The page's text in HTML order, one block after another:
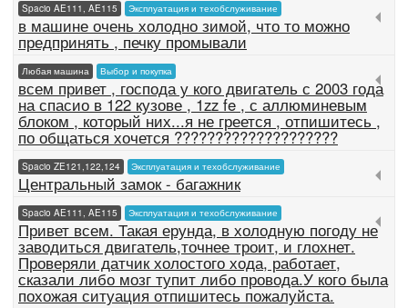
Spacio AE111, AE115 Эксплуатация и техобслуживание
в машине очень холодно зимой, что то можно
предпринять , печку промывали
Любая машина Выбор и покупка
всем привет , господа у кого двигатель с 2003 года
на спасио в 122 кузове , 1zz fe , с аллюминевым
блоком , который них...я не греется , отпишитесь ,
по общаться хочется ????????????????????
Spacio ZE121,122,124 Эксплуатация и техобслуживание
Центральный замок - багажник
Spacio AE111, AE115 Эксплуатация и техобслуживание
Привет всем. Такая ерунда, в холодную погоду не
заводиться двигатель,точнее троит, и глохнет.
Проверяли датчик холостого хода, работает,
сказали либо мозг тупит либо провода.У кого была
похожая ситуация отпишитесь пожалуйста.